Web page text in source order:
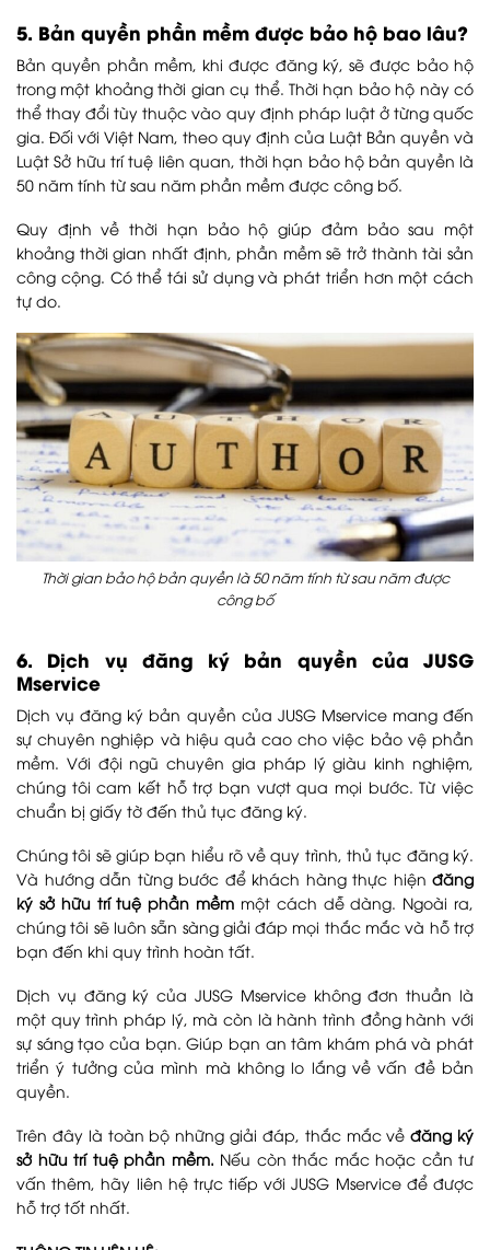
5. Bản quyền phần mềm được bảo hộ bao lâu?
Bản quyền phần mềm, khi được đăng ký, sẽ được bảo hộ
trong một khoảng thời gian cụ thể. Thời hạn bảo hộ này có
thể thay đổi tùy thuộc vào quy định pháp luật ở từng quốc
gia. Đối với Việt Nam, theo quy định của Luật Bản quyền và
Luật Sở hữu trí tuệ liên quan, thời hạn bảo hộ bản quyền là
50 năm tính từ sau năm phần mềm được công bố.
Quy định về thời hạn bảo hộ giúp đảm bảo sau một
khoảng thời gian nhất định, phần mềm sẽ trở thành tài sản
công cộng. Có thể tái sử dụng và phát triển hơn một cách
tự do.
Thời gian bảo hộ bản quyền là 50 năm tính từ sau năm được
công bố
6. Dịch vụ đăng ký bản quyền của JUSG
Mservice
Dịch vụ đăng ký bản quyền của JUSG Mservice mang đến
sự chuyên nghiệp và hiệu quả cao cho việc bảo vệ phần
mềm. Với đội ngũ chuyên gia pháp lý giàu kinh nghiệm,
chúng tôi cam kết hỗ trợ bạn vượt qua mọi bước. Từ việc
chuẩn bị giấy tờ đến thủ tục đăng ký.
Chúng tôi sẽ giúp bạn hiểu rõ về quy trình, thủ tục đăng ký.
Và hướng dẫn từng bước để khách hàng thực hiện đăng
ký sở hữu trí tuệ phần mềm một cách dễ dàng. Ngoài ra,
chúng tôi sẽ luôn sẵn sàng giải đáp mọi thắc mắc và hỗ trợ
bạn đến khi quy trình hoàn tất.
Dịch vụ đăng ký của JUSG Mservice không đơn thuần là
một quy trình pháp lý, mà còn là hành trình đồng hành với
sự sáng tạo của bạn. Giúp bạn an tâm khám phá và phát
triển ý tưởng của mình mà không lo lắng về vấn đề bản
quyền.
Trên đây là toàn bộ những giải đáp, thắc mắc vềđăng ký
sở hữu trí tuệ phần mềm. Nếu còn thắc mắc hoặc cần tư
vấn thêm, hãy liên hệ trực tiếp với JUSG Mservice để được
hỗ trợ tốt nhất.